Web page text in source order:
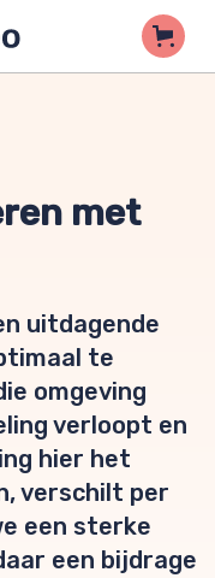
met
uitdagende
te
omgeving
verloopt en
hier het
verschilt per
een sterke
een bijdrage